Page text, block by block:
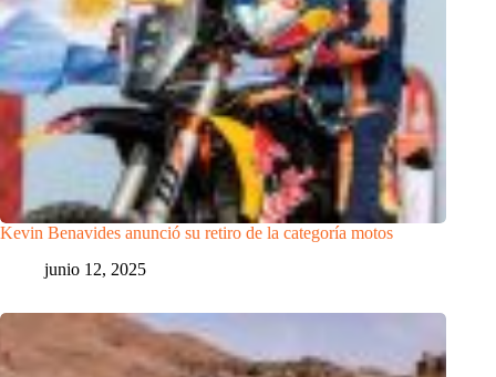
Kevin Benavides anunció su retiro de la categoría motos
junio 12, 2025